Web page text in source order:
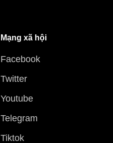
Mạng xã hội
Facebook
Twitter
Youtube
Telegram
Tiktok